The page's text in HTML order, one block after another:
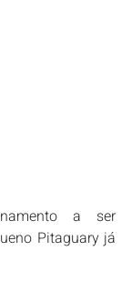
a ser
Pitaguary já